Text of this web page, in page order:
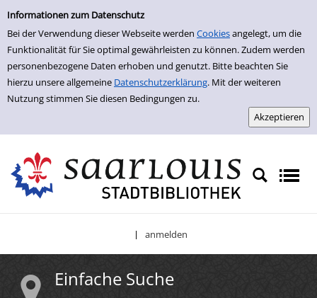
Einfache Suche
Informationen zum Datenschutz
Bei der Verwendung dieser Webseite werden Cookiesangelegt, um die
Funktionalität für Sie optimal gewährleisten zu können. Zudem werden
personenbezogene Daten erhoben und genutzt. Bitte beachten Sie
hierzu unsere allgemeine Datenschutzerklärung. Mit der weiteren
Nutzung stimmen Sie diesen Bedingungen zu.
Zur Detailanzeige springen
| anmelden
Einfache Suche